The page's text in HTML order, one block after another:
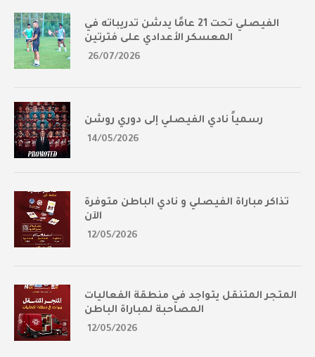
الفيصلي تحت 21 عامًا يدشن تدريباته في
المعسكر الأعدادي على فترتين
26/07/2026
رسمياً نادي الفيصلي إلى دوري روشن
14/05/2026
تذاكر مباراة الفيصلي و نادي الباطن متوفرة
الآن
12/05/2026
المتجر المتنقل يتواجد في منطقة الفعاليات
المصاحبة لمباراة الباطن
12/05/2026